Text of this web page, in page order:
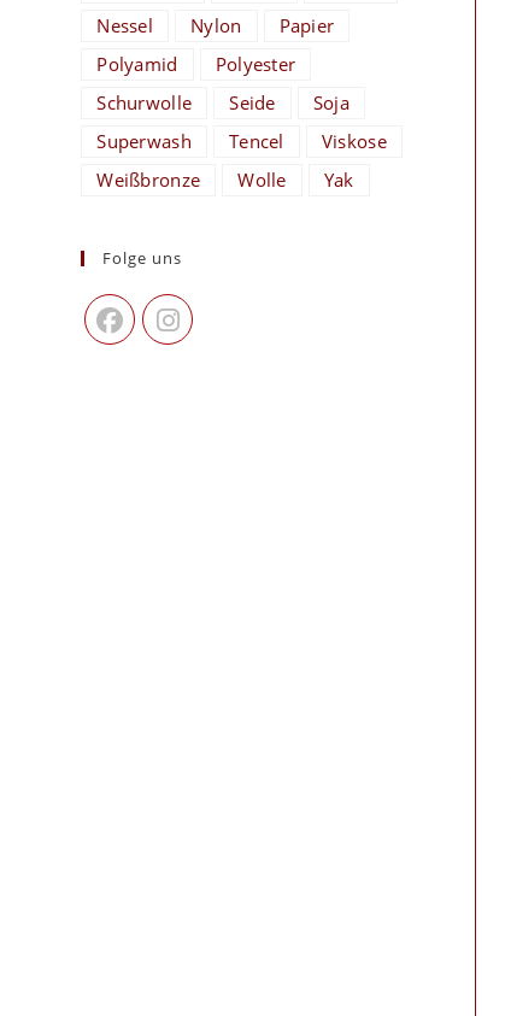
Nessel
Nylon
Papier
Polyamid
Polyester
Schurwolle
Seide
Soja
Superwash
Tencel
Viskose
Weißbronze
Wolle Yak
Folge uns